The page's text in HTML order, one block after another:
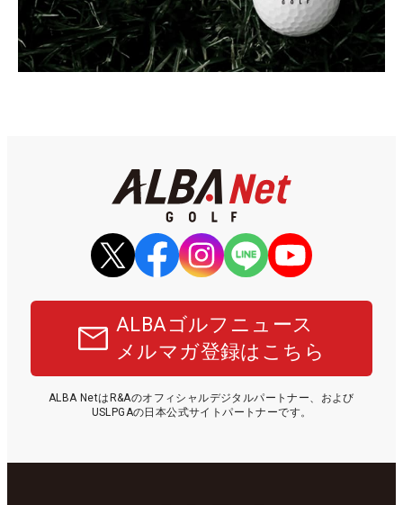
ALBAゴルフニュース
メルマガ登録はこちら
ALBA NetはR&Aのオフィシャルデジタルパートナー、および
USLPGAの日本公式サイトパートナーです。